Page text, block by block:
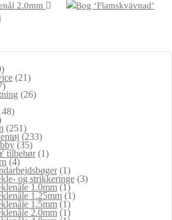
2.0mm
(21)
(26)
(251)
(233)
(35)
tilbehør (1)
(4)
(1)
og strikkeringe (3)
1.0mm (1)
1.25mm (1)
1.5mm (1)
2.0mm (1)